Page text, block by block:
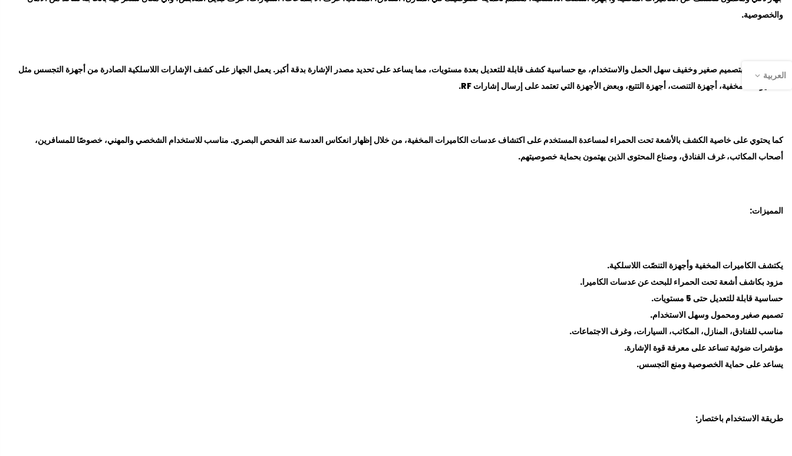
والخصوصية.
يتميز الجهاز بتصميم صغير وخفيف سهل الحمل والاستخدام، مع حساسية كشف قابلة للتعديل بعدة مستويات، مما يساعد على تحديد مصدر الإشارة بدقة أكبر. يعمل الجهاز على كشف الإشارات اللاسلكية الصادرة من أجهزة التجسس مثل
الكاميرات المخفية، أجهزة التنصت، أجهزة التتبع، وبعض الأجهزة التي تعتمد على إرسال إشارات RF.
كما يحتوي على خاصية الكشف بالأشعة تحت الحمراء لمساعدة المستخدم على اكتشاف عدسات الكاميرات المخفية، من خلال إظهار انعكاس العدسة عند الفحص البصري. مناسب للاستخدام الشخصي والمهني، خصوصًا للمسافرين،
أصحاب المكاتب، غرف الفنادق، وصناع المحتوى الذين يهتمون بحماية خصوصيتهم.
المميزات:
يكتشف الكاميرات المخفية وأجهزة التنصّت اللاسلكية.
مزود بكاشف أشعة تحت الحمراء للبحث عن عدسات الكاميرا.
حساسية قابلة للتعديل حتى 5 مستويات.
تصميم صغير ومحمول وسهل الاستخدام.
مناسب للفنادق، المنازل، المكاتب، السيارات، وغرف الاجتماعات.
مؤشرات ضوئية تساعد على معرفة قوة الإشارة.
يساعد على حماية الخصوصية ومنع التجسس.
طريقة الاستخدام باختصار:
العربية